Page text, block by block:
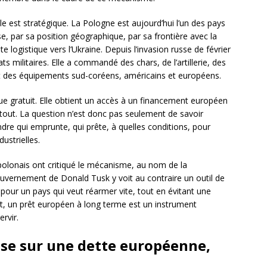
est stratégique. La Pologne est aujourd’hui l’un des pays
par sa position géographique, par sa frontière avec la
vers l’Ukraine. Depuis l’invasion russe de février
militaires. Elle a commandé des chars, de l’artillerie, des
équipements sud-coréens, américains et européens.
gratuit. Elle obtient un accès à un financement européen
La question n’est donc pas seulement de savoir
qui emprunte, qui prête, à quelles conditions, pour
ont critiqué le mécanisme, au nom de la
de Donald Tusk y voit au contraire un outil de
un pays qui veut réarmer vite, tout en évitant une
un prêt européen à long terme est un instrument
sur une dette européenne,